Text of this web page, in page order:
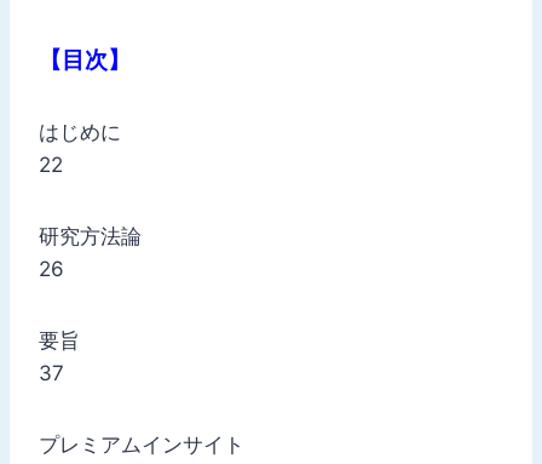
【目次】
はじめに
22
研究方法論
26
要旨
37
プレミアムインサイト